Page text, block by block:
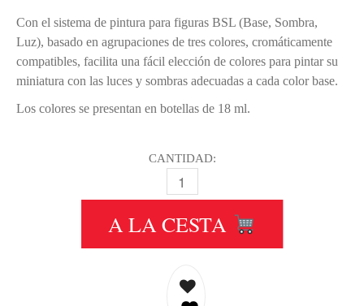
Con el sistema de pintura para figuras BSL (Base, Sombra,
Luz), basado en agrupaciones de tres colores, cromáticamente
compatibles, facilita una fácil elección de colores para pintar su
miniatura con las luces y sombras adecuadas a cada color base.
Los colores se presentan en botellas de 18 ml.
CANTIDAD:
010 PIEL DE ELFOS-ELF SKIN
A LA CESTA